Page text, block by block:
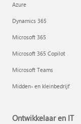
Azure
Dynamics 365
Microsoft 365
Microsoft 365 Copilot
Microsoft Teams
Midden- en kleinbedrijf
Ontwikkelaar en IT